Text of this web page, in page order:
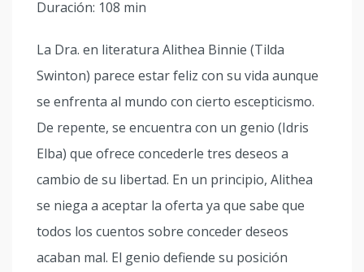
Duración: 108 min
La Dra. en literatura Alithea Binnie (Tilda
Swinton) parece estar feliz con su vida aunque
se enfrenta al mundo con cierto escepticismo.
De repente, se encuentra con un genio (Idris
Elba) que ofrece concederle tres deseos a
cambio de su libertad. En un principio, Alithea
se niega a aceptar la oferta ya que sabe que
todos los cuentos sobre conceder deseos
acaban mal. El genio defiende su posición